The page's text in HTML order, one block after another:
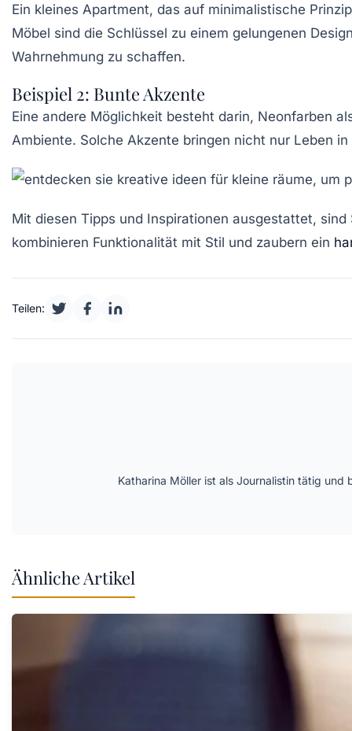
Ein kleines Apartment, das auf minimalistische
Möbel sind die Schlüssel zu einem gelungenen
Wahrnehmung zu schaffen.
Beispiel 2: Bunte Akzente
Eine andere Möglichkeit besteht darin, Neonfarben
Ambiente. Solche Akzente bringen nicht nur Leben
Mit diesen Tipps und Inspirationen ausgestattet,
kombinieren Funktionalität mit Stil und zaubern ein
Teilen:
Katharina Möller ist als Journalistin tätig
Ähnliche Artikel